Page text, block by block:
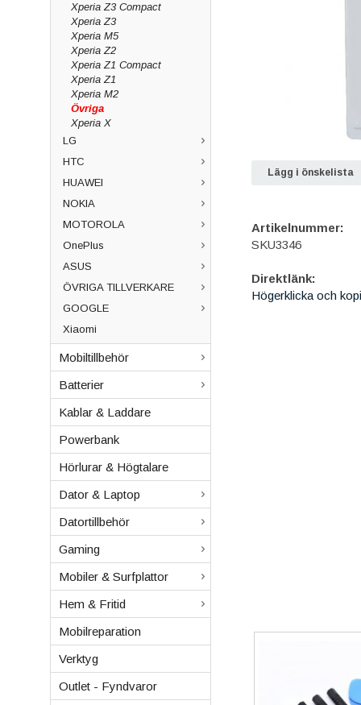
Xperia Z3 Compact
Xperia Z3
Xperia M5
Xperia Z2
Xperia Z1 Compact
Xperia Z1
Xperia M2
Övriga
Xperia X
LG
HTC
HUAWEI
NOKIA
MOTOROLA
OnePlus
ASUS
ÖVRIGA TILLVERKARE
GOOGLE
Xiaomi
Mobiltillbehör
Batterier
Kablar & Laddare
Powerbank
Hörlurar & Högtalare
Dator & Laptop
Datortillbehör
Gaming
Mobiler & Surfplattor
Hem & Fritid
Mobilreparation
Verktyg
Outlet - Fyndvaror
Lägg i önskelista
Artikelnummer:
SKU3346
Direktlänk:
Högerklicka och